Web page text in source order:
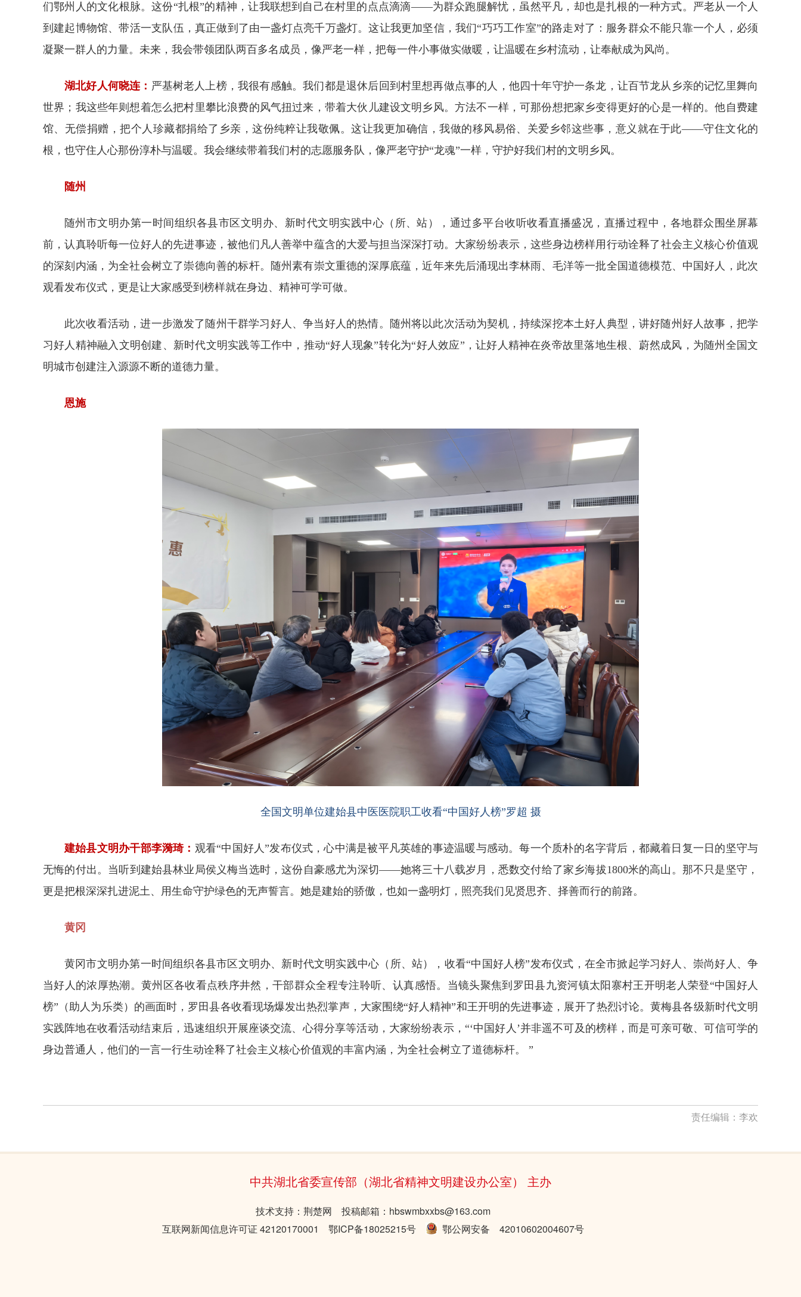
们鄂州人的文化根脉。这份“扎根”的精神，让我联想到自己在村里的点点滴滴——为群众跑腿解忧，虽然平凡，却也是扎根的一种方式。严老从一个人
到建起博物馆、带活一支队伍，真正做到了由一盏灯点亮千万盏灯。这让我更加坚信，我们“巧巧工作室”的路走对了：服务群众不能只靠一个人，必须
凝聚一群人的力量。未来，我会带领团队两百多名成员，像严老一样，把每一件小事做实做暖，让温暖在乡村流动，让奉献成为风尚。
湖北好人何晓连 ： 严基树老人上榜，我很有感触。我们都是退休后回到村里想再做点事的人，他四十年守护一条龙，让百节龙从乡亲的记忆里舞向
世界；我这些年则想着怎么把村里攀比浪费的风气扭过来，带着大伙儿建设文明乡风。方法不一样，可那份想把家乡变得更好的心是一样的。他自费建
馆、无偿捐赠，把个人珍藏都捐给了乡亲，这份纯粹让我敬佩。这让我更加确信，我做的移风易俗、关爱乡邻这些事，意义就在于此——守住文化的
根，也守住人心那份淳朴与温暖。我会继续带着我们村的志愿服务队，像严老守护“龙魂”一样，守护好我们村的文明乡风。
随州
随州市文明办第一时间组织各县市区文明办、新时代文明实践中心（所、站），通过多平台收听收看直播盛况，直播过程中，各地群众围坐屏幕
前，认真聆听每一位好人的先进事迹，被他们凡人善举中蕴含的大爱与担当深深打动。大家纷纷表示，这些身边榜样用行动诠释了社会主义核心价值观
的深刻内涵，为全社会树立了崇德向善的标杆。随州素有崇文重德的深厚底蕴，近年来先后涌现出李林雨、毛洋等一批全国道德模范、中国好人，此次
观看发布仪式，更是让大家感受到榜样就在身边、精神可学可做。
此次收看活动，进一步激发了随州干群学习好人、争当好人的热情。随州将以此次活动为契机，持续深挖本土好人典型，讲好随州好人故事，把学
习好人精神融入文明创建、新时代文明实践等工作中，推动“好人现象”转化为“好人效应”，让好人精神在炎帝故里落地生根、蔚然成风，为随州全国文
明城市创建注入源源不断的道德力量。
恩施
全国文明单位建始县中医医院职工收看“中国好人榜”罗超 摄
建始县文明办干部李漪琦： 观看“中国好人”发布仪式，心中满是被平凡英雄的事迹温暖与感动。每一个质朴的名字背后，都藏着日复一日的坚守与
无悔的付出。当听到建始县林业局侯义梅当选时，这份自豪感尤为深切——她将三十八载岁月，悉数交付给了家乡海拔1800米的高山。那不只是坚守，
更是把根深深扎进泥土、用生命守护绿色的无声誓言。她是建始的骄傲，也如一盏明灯，照亮我们见贤思齐、择善而行的前路。
黄冈
黄冈市文明办第一时间组织各县市区文明办、新时代文明实践中心（所、站），收看“中国好人榜”发布仪式，在全市掀起学习好人、崇尚好人、争
当好人的浓厚热潮。黄州区各收看点秩序井然，干部群众全程专注聆听、认真感悟。当镜头聚焦到罗田县九资河镇太阳寨村王开明老人荣登“中国好人
榜”（助人为乐类）的画面时，罗田县各收看现场爆发出热烈掌声，大家围绕“好人精神”和王开明的先进事迹，展开了热烈讨论。黄梅县各级新时代文明
实践阵地在收看活动结束后，迅速组织开展座谈交流、心得分享等活动，大家纷纷表示，“‘中国好人’并非遥不可及的榜样，而是可亲可敬、可信可学的
身边普通人，他们的一言一行生动诠释了社会主义核心价值观的丰富内涵，为全社会树立了道德标杆。 ”
责任编辑： 李欢
中共湖北省委宣传部（湖北省精神文明建设办公室） 主办
技术支持：荆楚网 投稿邮箱：hbswmbxxbs@163.com
互联网新闻信息许可证 42120170001
鄂ICP备18025215号 鄂公网安备 42010602004607号